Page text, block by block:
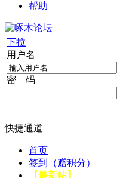
帮助
下拉
用户名
密 码
快捷通道
首页
签到（赠积分）
【最新帖】